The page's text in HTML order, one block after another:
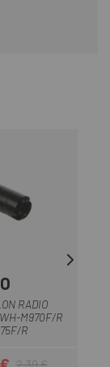
RADIO
M970F/R
R
2,39 €